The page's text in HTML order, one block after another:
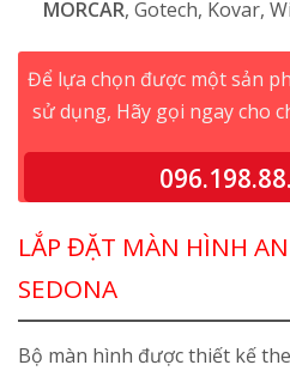
MORCAR, Gotech, Kovar,
Để lựa chọn được một sản
sử dụng, Hãy gọi ngay cho
LẮP ĐẶT MÀN HÌNH
SEDONA
Bộ màn hình được thiết kế